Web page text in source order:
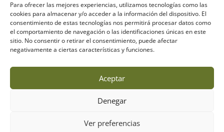
Para ofrecer las mejores experiencias, utilizamos tecnologías como las
cookies para almacenar y/o acceder a la información del dispositivo. El
consentimiento de estas tecnologías nos permitirá procesar datos como
el comportamiento de navegación o las identificaciones únicas en este
sitio. No consentir o retirar el consentimiento, puede afectar
negativamente a ciertas características y funciones.
Aceptar
Denegar
Ver preferencias